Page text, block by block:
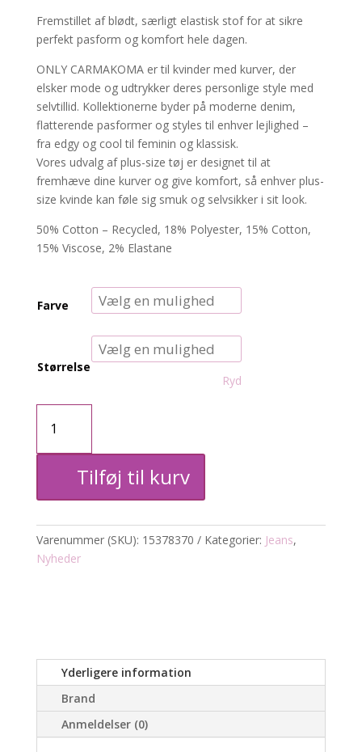
Fremstillet af blødt, særligt elastisk stof for at sikre
perfekt pasform og komfort hele dagen.
ONLY CARMAKOMA er til kvinder med kurver, der
elsker mode og udtrykker deres personlige style med
selvtillid. Kollektionerne byder på moderne denim,
flatterende pasformer og styles til enhver lejlighed –
fra edgy og cool til feminin og klassisk.
Vores udvalg af plus-size tøj er designet til at
fremhæve dine kurver og give komfort, så enhver plus-
size kvinde kan føle sig smuk og selvsikker i sit look.
50% Cotton – Recycled, 18% Polyester, 15% Cotton,
15% Viscose, 2% Elastane
Farve
Størrelse
Ryd
Carsnow
Skinny
antal
Tilføj til kurv
Varenummer (SKU): 15378370 Kategorier: Jeans,
Nyheder
Yderligere information
Brand
Anmeldelser (0)